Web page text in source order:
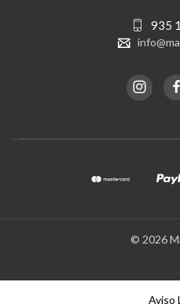
935
© 2026
Aviso